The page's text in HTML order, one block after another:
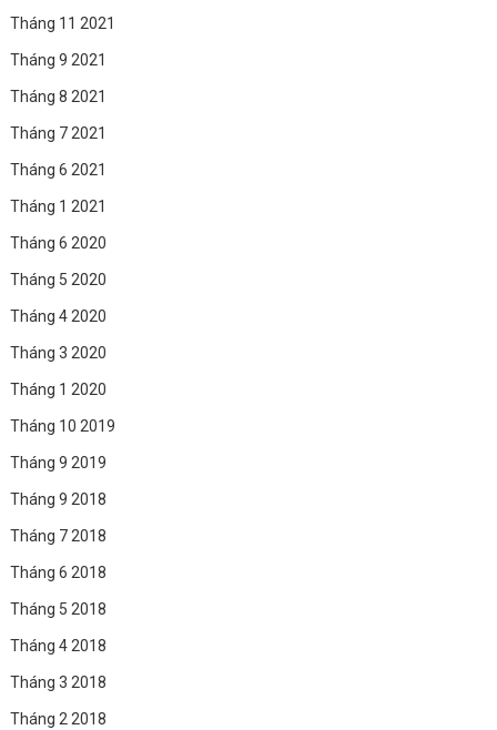
Tháng 11 2021
Tháng 9 2021
Tháng 8 2021
Tháng 7 2021
Tháng 6 2021
Tháng 1 2021
Tháng 6 2020
Tháng 5 2020
Tháng 4 2020
Tháng 3 2020
Tháng 1 2020
Tháng 10 2019
Tháng 9 2019
Tháng 9 2018
Tháng 7 2018
Tháng 6 2018
Tháng 5 2018
Tháng 4 2018
Tháng 3 2018
Tháng 2 2018